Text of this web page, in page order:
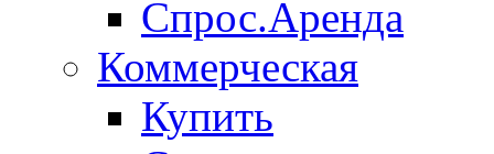
Спрос.Аренда
Коммерческая
Купить